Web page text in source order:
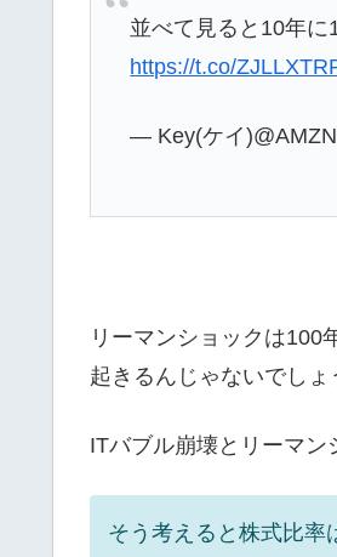
並べて見ると10年
https://t.co/
— Key(ケイ
リーマンショックは100
起きるんじゃないでしょ
ITバブル崩壊とリーマン
そう考えると株式比率